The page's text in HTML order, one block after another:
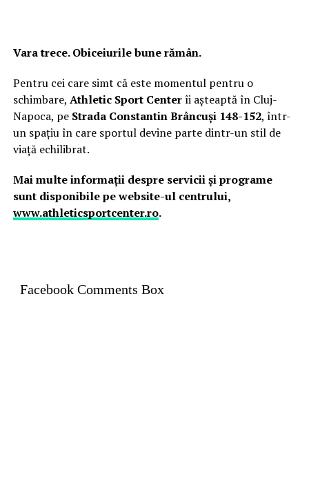
Vara trece. Obiceiurile bune rămân.
Pentru cei care simt că este momentul pentru o
schimbare, Athletic Sport Centerîi așteaptă în Cluj-
Napoca, pe Strada Constantin Brâncuși 148-152, într-
un spațiu în care sportul devine parte dintr-un stil de
viață echilibrat.
Mai multe informații despre servicii și programe
sunt disponibile pe website-ul centrului,
www.athleticsportcenter.ro.
Facebook Comments Box